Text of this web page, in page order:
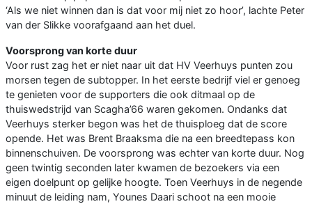
‘Als we niet winnen dan is dat voor mij niet zo hoor’, lachte Peter
van der Slikke voorafgaand aan het duel.
Voorsprong van korte duur
Voor rust zag het er niet naar uit dat HV Veerhuys punten zou
morsen tegen de subtopper. In het eerste bedrijf viel er genoeg
te genieten voor de supporters die ook ditmaal op de
thuiswedstrijd van Scagha’66 waren gekomen. Ondanks dat
Veerhuys sterker begon was het de thuisploeg dat de score
opende. Het was Brent Braaksma die na een breedtepass kon
binnenschuiven. De voorsprong was echter van korte duur. Nog
geen twintig seconden later kwamen de bezoekers via een
eigen doelpunt op gelijke hoogte. Toen Veerhuys in de negende
minuut de leiding nam, Younes Daari schoot na een mooie